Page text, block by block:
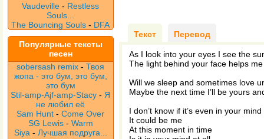
Vaudeville- Restless
Souls...
The Bouncing Souls - DFA
Популярные тексты
песен
sobersash remix -Твоя
жопа - это бум, это бум,
это бум
Stil-amp-Ajf-amp-Stacy - Я
не любил её
Sam Hunt -Come Over
SG Lewis - Warm
Siya - Лучшая подруга...
Текст Перевод
As I look into your eyes I see the
The light behind your face helps
Will we sleep and sometimes love
Maybe the next time I’ll be yours
I don’t know if it’s even in your
It could be me
At this moment in time